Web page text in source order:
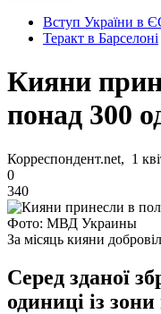
Вступ України в
Теракт в Барселоні
Кияни
понад 300
Корреспондент.net, 1
0
340
Фото: МВД Украины
За місяць кияни
Серед зданої
одиниці із